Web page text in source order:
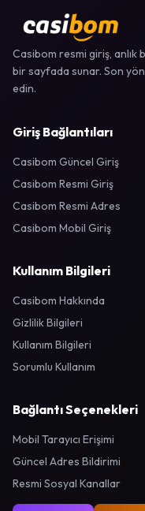
Casibom resmi giriş, anlık
bir sayfada sunar. Son
edin.
Giriş Bağlantıları
Casibom Güncel Giriş
Casibom Resmi Giriş
Casibom Resmi Adres
Casibom Mobil Giriş
Kullanım Bilgileri
Casibom Hakkında
Gizlilik Bilgileri
Kullanım Bilgileri
Sorumlu Kullanım
Bağlantı Seçenekleri
Mobil Tarayıcı Erişimi
Güncel Adres Bildirimi
Resmi Sosyal Kanallar